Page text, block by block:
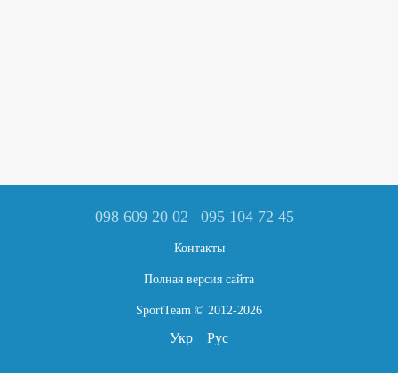
098 609 20 02 095 104 72 45
Контакты
Полная версия сайта
SportTeam © 2012-2026
Укр Рус